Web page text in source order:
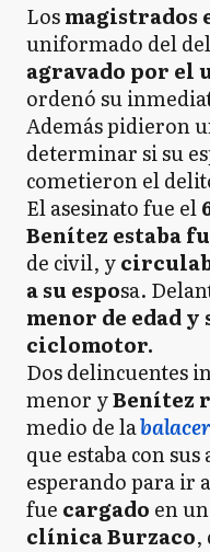
Losmagistrados
uniformado del
agravado por el
ordenó su
Además pidieron
determinar si su
cometieron el
El asesinato fue el
Benítez estaba
de civil, y
a su esposa.
menor de edad y
ciclomotor.
Dos delincuentes
menor yBenítez
medio de la
que estaba con
esperando para ir
fue cargado en un
clínica Burzaco,